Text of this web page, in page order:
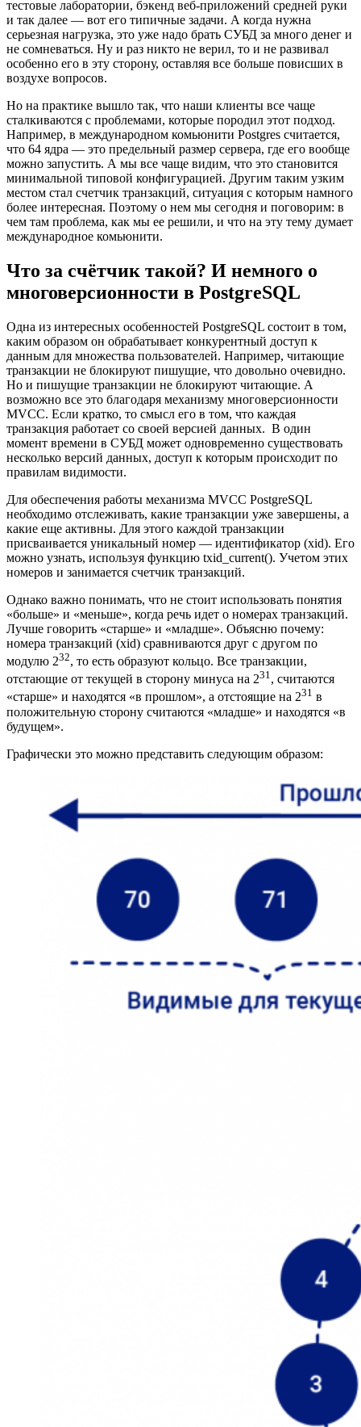
тестовые лаборатории, бэкенд веб-приложений средней руки
и так далее — вот его типичные задачи. А когда нужна
серьезная нагрузка, это уже надо брать СУБД за много денег и
не сомневаться. Ну и раз никто не верил, то и не развивал
особенно его в эту сторону, оставляя все больше повисших в
воздухе вопросов.
Но на практике вышло так, что наши клиенты все чаще
сталкиваются с проблемами, которые породил этот подход.
Например, в международном комьюнити Postgres считается,
что 64 ядра — это предельный размер сервера, где его вообще
можно запустить. А мы все чаще видим, что это становится
минимальной типовой конфигурацией. Другим таким узким
местом стал счетчик транзакций, ситуация с которым намного
более интересная. Поэтому о нем мы сегодня и поговорим: в
чем там проблема, как мы ее решили, и что на эту тему думает
международное комьюнити.
Что за счётчик такой? И немного о
многоверсионности в PostgreSQL
Одна из интересных особенностей PostgreSQL состоит в том,
каким образом он обрабатывает конкурентный доступ к
данным для множества пользователей. Например, читающие
транзакции не блокируют пишущие, что довольно очевидно.
Но и пишущие транзакции не блокируют читающие. А
возможно все это благодаря механизму многоверсионности
MVCC. Если кратко, то смысл его в том, что каждая
транзакция работает со своей версией данных. В один
момент времени в СУБД может одновременно существовать
несколько версий данных, доступ к которым происходит по
правилам видимости.
Для обеспечения работы механизма MVCC PostgreSQL
необходимо отслеживать, какие транзакции уже завершены, а
какие еще активны. Для этого каждой транзакции
присваивается уникальный номер — идентификатор (xid). Его
можно узнать, используя функцию txid_current(). Учетом этих
номеров и занимается счетчик транзакций.
Однако важно понимать, что не стоит использовать понятия
«больше» и «меньше», когда речь идет о номерах транзакций.
Лучше говорить «старше» и «младше». Объясню почему:
номера транзакций (xid) сравниваются друг с другом по
модулю 232, то есть образуют кольцо. Все транзакции,
отстающие от текущей в сторону минуса на 231 , считаются
«старше» и находятся «в прошлом», а отстоящие на 231 в
положительную сторону считаются «младше» и находятся «в
будущем».
Графически это можно представить следующим образом: